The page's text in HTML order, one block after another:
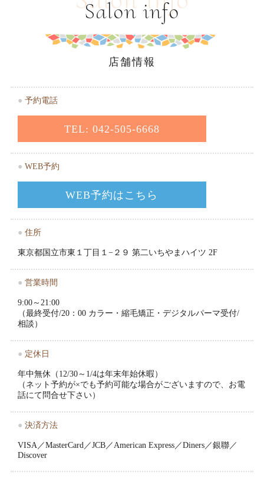
Salon info
店舗情報
● 予約電話
TEL: 042-505-6668
● WEB予約
WEB予約はこちら
● 住所
東京都国立市東１丁目１−２９ 第二いちやまハイツ 2F
● 営業時間
9:00～21:00
（最終受付/20：00 カラー・縮毛矯正・デジタルパーマ受付/
相談）
● 定休日
年中無休（12/30～1/4は年末年始休暇）
（ネット予約が×でも予約可能な場合がございますので、お電
話にて問合せ下さい）
● 決済方法
VISA／MasterCard／JCB／American Express／Diners／銀聯／
Discover